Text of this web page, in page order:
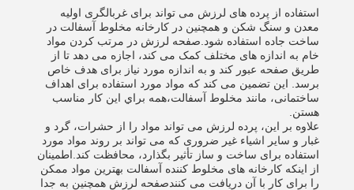
استفاده از پرده های لرزش می تواند برای غربالگری اولیه
معدن و سنگ شکن و همچنین در کارخانه مخلوط آسفالت در
ساخت جاده استفاده شود.صفحه لرزش در مرتب کردن مواد
خام به اندازه های مختلف کمک می کند، اجازه می دهد تا از
طریق صفحه عبور کند و به اندازه مورد نیاز برای هدف خاص
برسد. این تضمین می کند که مواد مورد استفاده برای اهداف
ساختمانی، مانند مخلوط آسفالت،همه براي اين کار مناسب
هستن.
علاوه بر این، پرده لرزش می تواند مواد را از حشرات، گرد و
غبار و سایر اشیاء غیر ضروری که می تواند بر روند مواد مورد
استفاده برای ساخت و ساز تأثیر بگذارد، محافظت کند.اطمینان
از اینکه کارخانه های مخلوط کننده آسفالت بهترین مواد ممکن
را برای کار با آن دریافت می کنندصفحه لرزش همچنین به جدا